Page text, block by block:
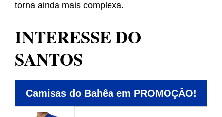
torna ainda mais complexa.
INTERESSE DO
SANTOS
Camisas do Bahêa em PROMOÇÂO!